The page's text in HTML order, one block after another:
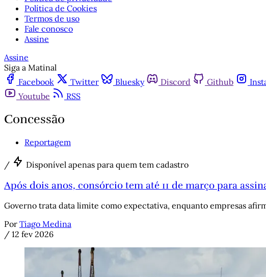
Política de Cookies
Termos de uso
Fale conosco
Assine
Assine
Siga a Matinal
Facebook
Twitter Bluesky Discord Github
Youtube
RSS
Concessão
Reportagem
/ Disponível apenas para quem tem cadastro
Após dois anos, consórcio tem até 11 de março para
Governo trata data limite como expectativa, enquanto empresas
Por Tiago Medina
/ 12 fev 2026